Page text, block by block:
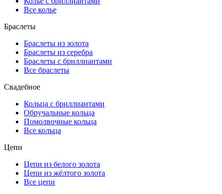
Все колье
Браслеты
Браслеты из золота
Браслеты из серебра
Браслеты с бриллиантами
Все браслеты
Свадебное
Кольца с бриллиантами
Обручальные кольца
Помолвочные кольца
Все кольца
Цепи
Цепи из белого золота
Цепи из жёлтого золота
Все цепи